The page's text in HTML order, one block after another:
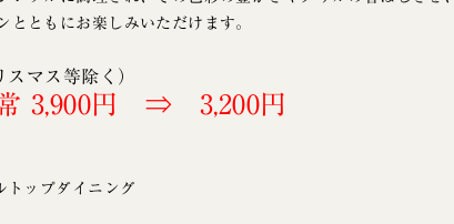
ともにお楽しみいただけます。
マス等除く）
3,900円 ⇒ 3,200円
トップダイニング